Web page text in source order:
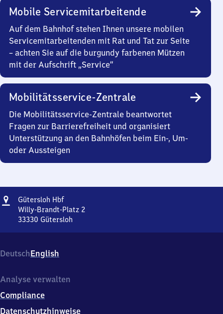
Mobile Servicemitarbeitende
Auf dem Bahnhof stehen Ihnen unsere mobilen
Servicemitarbeitenden mit Rat und Tat zur Seite
– achten Sie auf die burgundy farbenen Mützen
mit der Aufschrift „Service“
Mobilitätsservice-Zentrale
Die Mobilitätsservice-Zentrale beantwortet
Fragen zur Barrierefreiheit und organisiert
Unterstützung an den Bahnhöfen beim Ein-, Um-
oder Aussteigen
Adresse
Gütersloh HbfGütersloh
Hauptbahnhof
Willy-Brandt-Platz 2
33330 Gütersloh
Willy-
Brandt-
2,
3
3
DeutschEnglish
Analyse verwalten
Compliance
Datenschutzhinweise